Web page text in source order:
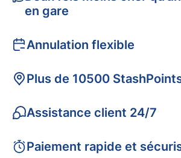
en gare
Annulation flexible
Plus de 10500
Assistance client 24/7
Paiement rapide et